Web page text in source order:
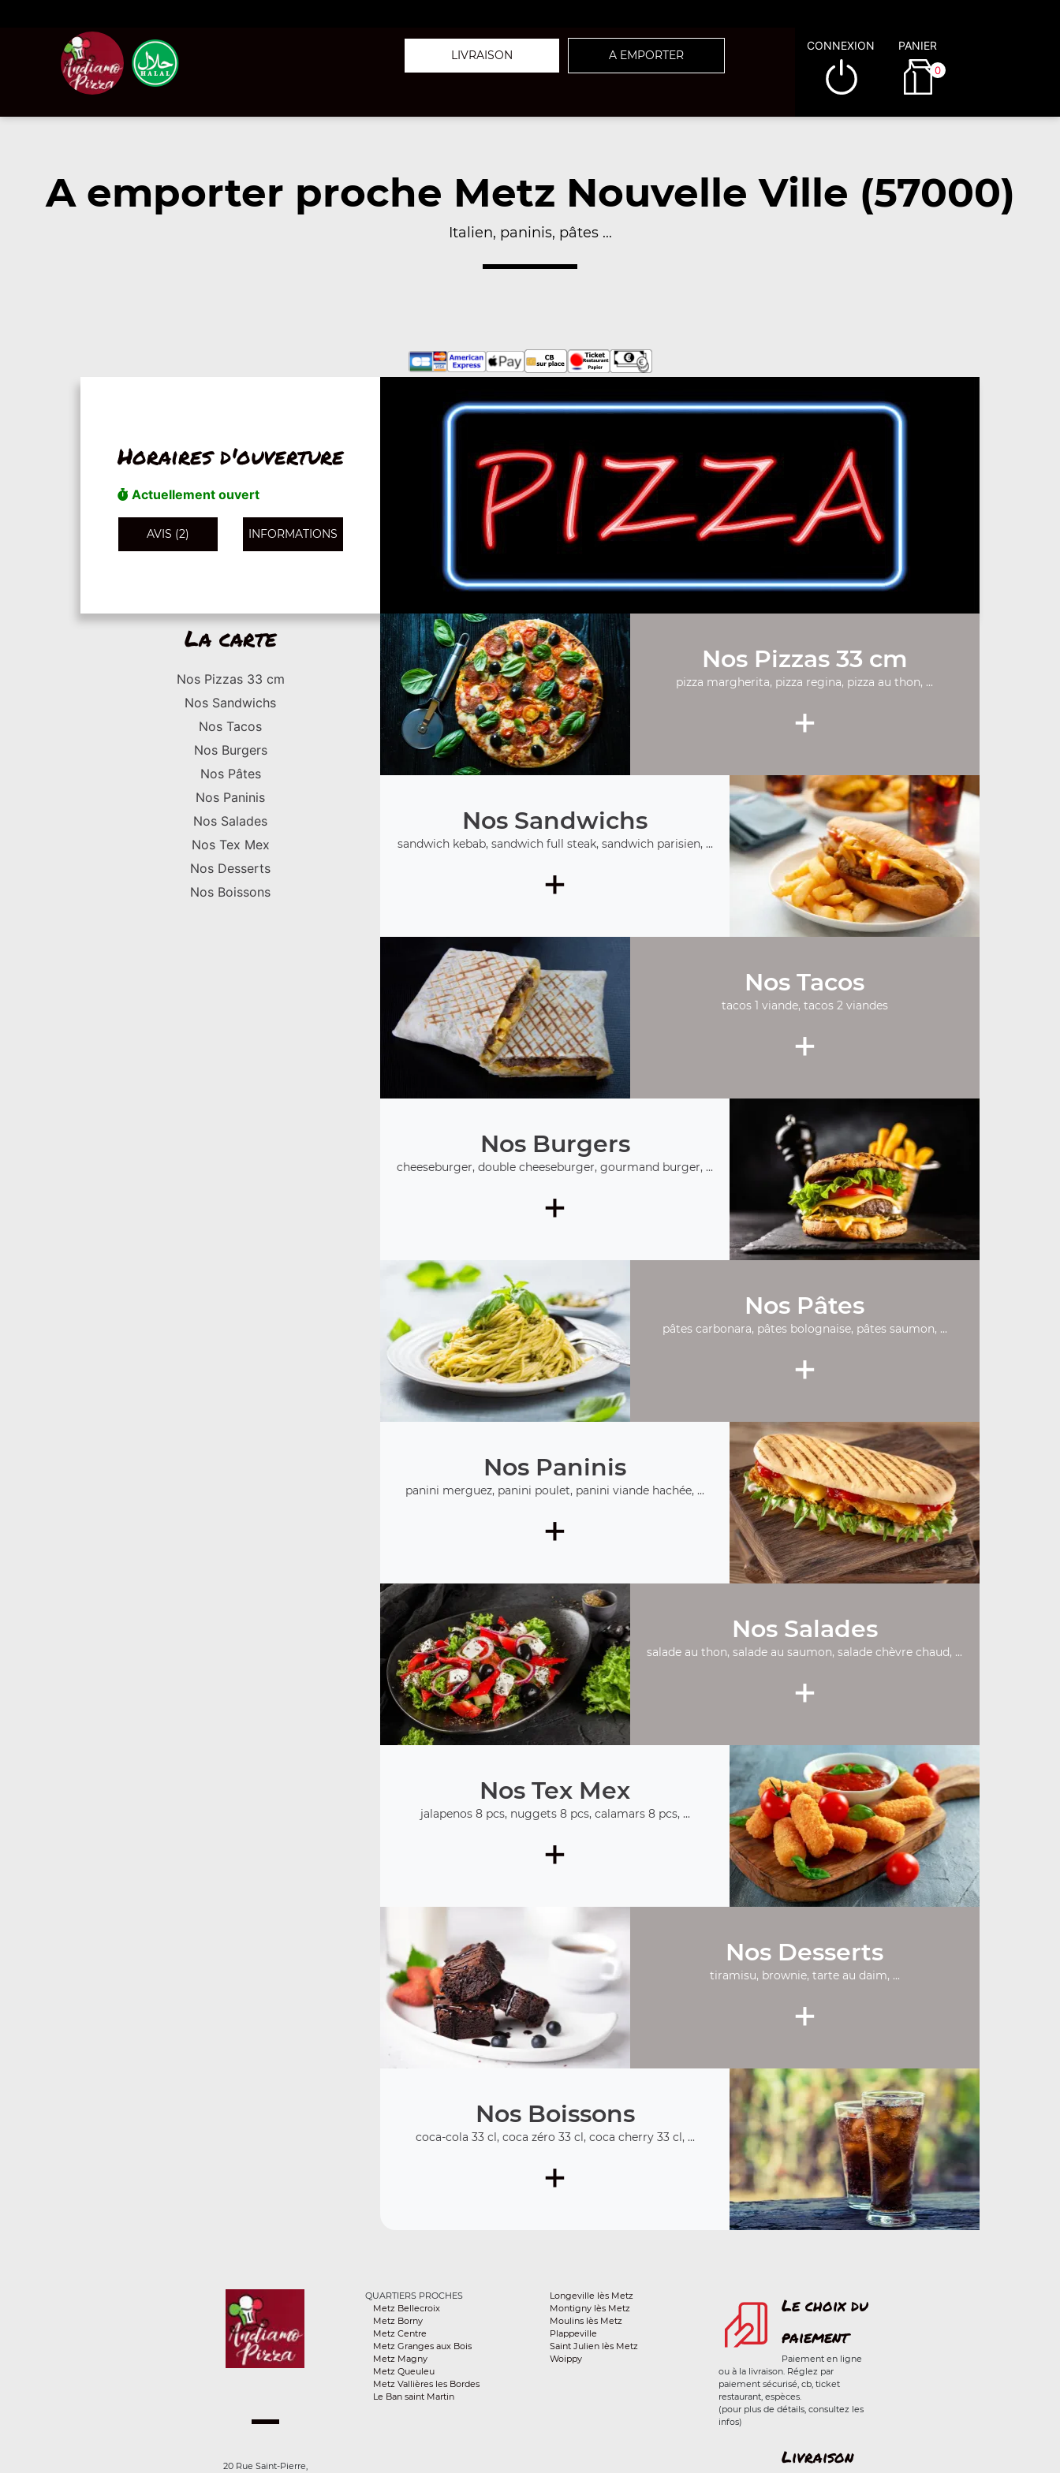
LIVRAISON A EMPORTER
CONNEXION PANIER
0
A emporter proche Metz Nouvelle Ville (57000)
Italien, paninis, pâtes ...
Horaires d'ouverture
Actuellement ouvert
AVIS (2) INFORMATIONS
La carte
Nos Pizzas 33 cm
Nos Sandwichs
Nos Tacos
Nos Burgers
Nos Pâtes
Nos Paninis
Nos Salades
Nos Tex Mex
Nos Desserts
Nos Boissons
Nos Pizzas 33 cm
pizza margherita, pizza regina, pizza au thon, ...
+
Nos Sandwichs
sandwich kebab, sandwich full steak, sandwich parisien, ...
+
Nos Tacos
tacos 1 viande, tacos 2 viandes
+
Nos Burgers
cheeseburger, double cheeseburger, gourmand burger, ...
+
Nos Pâtes
pâtes carbonara, pâtes bolognaise, pâtes saumon, ...
+
Nos Paninis
panini merguez, panini poulet, panini viande hachée, ...
+
Nos Salades
salade au thon, salade au saumon, salade chèvre chaud, ...
+
Nos Tex Mex
jalapenos 8 pcs, nuggets 8 pcs, calamars 8 pcs, ...
+
Nos Desserts
tiramisu, brownie, tarte au daim, ...
+
Nos Boissons
coca-cola 33 cl, coca zéro 33 cl, coca cherry 33 cl, ...
+
20 Rue Saint-Pierre,
QUARTIERS PROCHES
Metz Bellecroix
Metz Borny
Metz Centre
Metz Granges aux Bois
Metz Magny
Metz Queuleu
Metz Vallières les Bordes
Le Ban saint Martin
Longeville lès Metz
Montigny lès Metz
Moulins lès Metz
Plappeville
Saint Julien lès Metz
Woippy
Le choix du
paiement
Paiement en ligne
ou à la livraison. Réglez par
paiement sécurisé, cb, ticket
restaurant, espèces.
(pour plus de détails, consultez les
infos)
Livraison